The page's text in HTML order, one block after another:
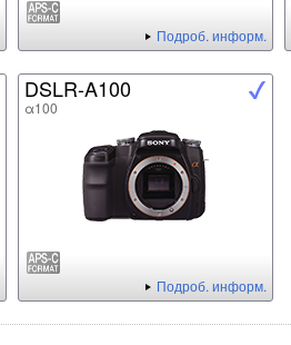
Подроб. информ.
DSLR-A100
α100
Подроб. информ.